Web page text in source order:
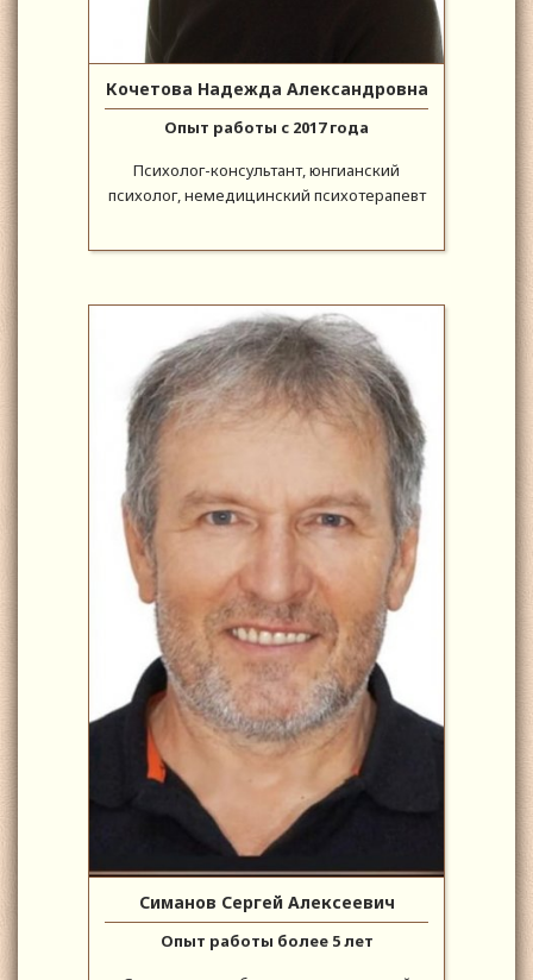
Кочетова Надежда Александровна
Опыт работы с 2017 года
Психолог-консультант, юнгианский
психолог, немедицинский психотерапевт
Симанов Сергей Алексеевич
Опыт работы более 5 лет